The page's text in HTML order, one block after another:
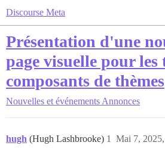
Discourse Meta
Présentation d'une
page visuelle pour les
composants de thèmes
Nouvelles et événements Annonces
hugh (Hugh Lashbrooke) Mai 7,
1